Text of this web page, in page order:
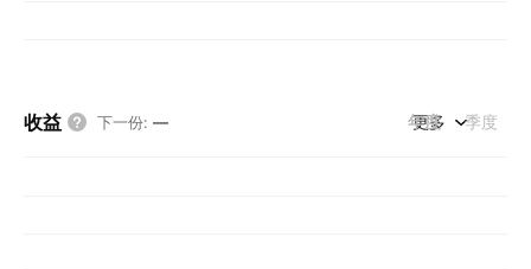
收益 下一份: — 年度 季度
更多